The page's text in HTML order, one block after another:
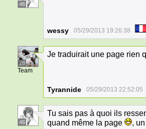
46
wessy 05/29/2013 19:26:38
28
Team
Je traduirait une page rien
Tyrannide 05/29/2013 22:52:05
46
Tu sais pas à quoi ils
quand même la page
,